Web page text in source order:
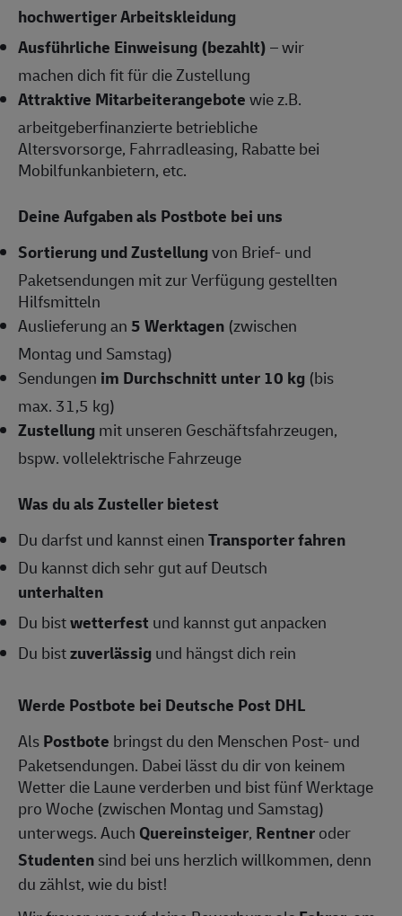
hochwertiger Arbeitskleidung
Ausführliche Einweisung (bezahlt)– wir
machen dich fit für die Zustellung
Attraktive Mitarbeiterangebotewie z.B.
arbeitgeberfinanzierte betriebliche
Altersvorsorge, Fahrradleasing, Rabatte bei
Mobilfunkanbietern, etc.
Deine Aufgaben als Postbote bei uns
Sortierung und Zustellungvon Brief- und
Paketsendungen mit zur Verfügung gestellten
Hilfsmitteln
Auslieferung an5 Werktagen (zwischen
Montag und Samstag)
Sendungen im Durchschnitt unter 10 kg (bis
max. 31,5 kg)
Zustellungmit unseren Geschäftsfahrzeugen,
bspw. vollelektrische Fahrzeuge
Was du als Zusteller bietest
Du darfst und kannst einenTransporter fahren
Du kannst dich sehr gut auf Deutsch
unterhalten
Du bistwetterfest und kannst gut anpacken
Du bistzuverlässigund hängst dich rein
Werde Postbote bei Deutsche Post DHL
AlsPostbote bringst du den Menschen Post- und
Paketsendungen. Dabei lässt du dir von keinem
Wetter die Laune verderben und bist fünf Werktage
pro Woche (zwischen Montag und Samstag)
unterwegs. Auch Quereinsteiger, Rentneroder
Studentensind bei uns herzlich willkommen, denn
du zählst, wie du bist!